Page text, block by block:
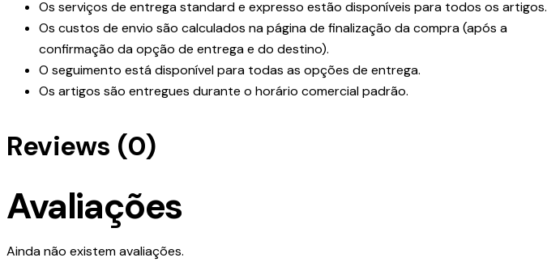
Os serviços de entrega standard e expresso estão disponíveis para todos os artigos.
Os custos de envio são calculados na página de finalização da compra (após a
confirmação da opção de entrega e do destino).
O seguimento está disponível para todas as opções de entrega.
Os artigos são entregues durante o horário comercial padrão.
Reviews (0)
Avaliações
Ainda não existem avaliações.